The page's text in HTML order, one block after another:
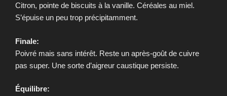
Citron, pointe de biscuits à la vanille. Céréales au miel.
S’épuise un peu trop précipitamment.
Finale:
Poivré mais sans intérêt. Reste un après-goût de cuivre
pas super. Une sorte d’aigreur caustique persiste.
Équilibre: